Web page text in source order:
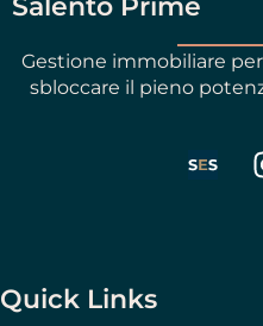
Gestione immobiliare
sbloccare il pieno
Quick Links